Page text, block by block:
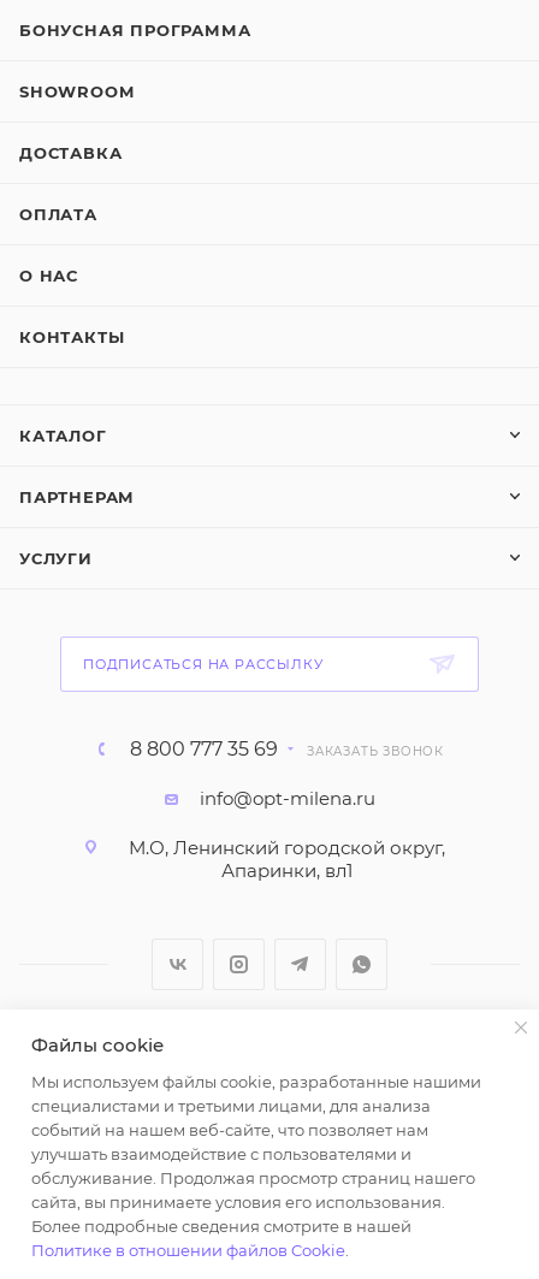
БОНУСНАЯ ПРОГРАММА
SHOWROOM
ДОСТАВКА
ОПЛАТА
О НАС
КОНТАКТЫ
КАТАЛОГ
ПАРТНЕРАМ
УСЛУГИ
ПОДПИСАТЬСЯ НА РАССЫЛКУ
8 800 777 35 69 ЗАКАЗАТЬ ЗВОНОК
info@opt-milena.ru
М.О, Ленинский городской округ,
Апаринки, вл1
2026 © ООО "Вайт Текстиль групп"
Любая информация на сайте носит справочный
характер и не является публичной офертой
определяемой положениями пункта 2 статьи 437
Гражданского кодекса Российской Федерации.
Использование любых материалов, опубликованных
на https://opt-milena.ru, допустимо только при
наличии письменного разрешения редакции и
Файлы cookie
Мы используем файлы cookie, разработанные нашими
специалистами и третьими лицами, для анализа
событий на нашем веб-сайте, что позволяет нам
улучшать взаимодействие с пользователями и
обслуживание. Продолжая просмотр страниц нашего
сайта, вы принимаете условия его использования.
Более подробные сведения смотрите в нашей
Политике в отношении файлов Cookie